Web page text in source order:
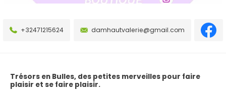
+32471215624 damhautvalerie@gmail.com
Trésors en Bulles, des petites merveilles pour faire
plaisir et se faire plaisir.